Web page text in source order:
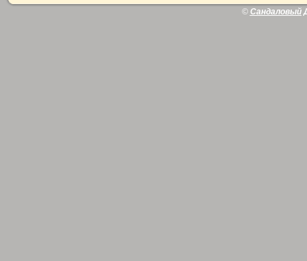
© Сандаловый